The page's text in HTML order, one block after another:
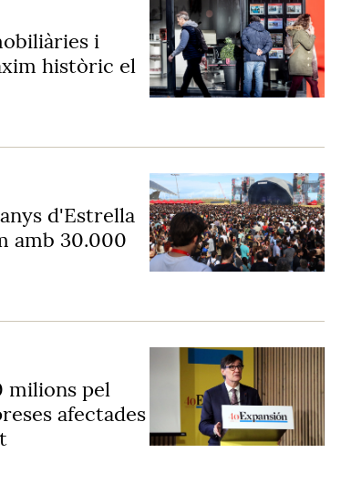
i
històric el
d'Estrella
amb 30.000
milions pel
afectades